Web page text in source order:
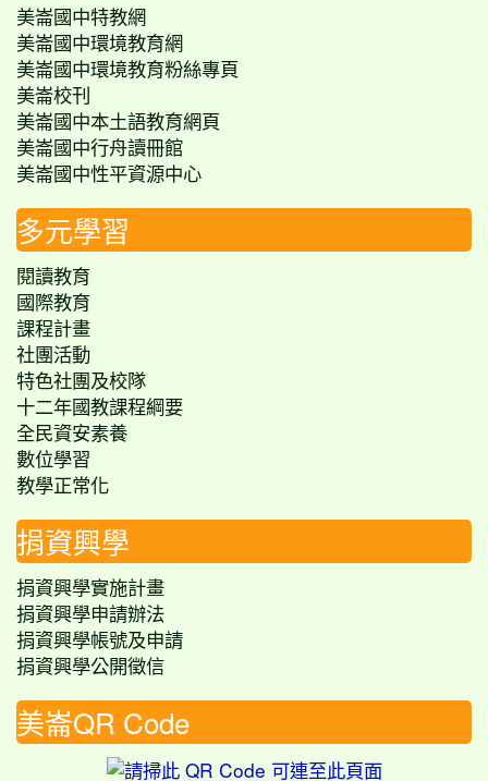
美崙國中特教網
美崙國中環境教育網
美崙國中環境教育粉絲專頁
美崙校刊
美崙國中本土語教育網頁
美崙國中行舟讀冊館
美崙國中性平資源中心
多元學習
閱讀教育
國際教育
課程計畫
社團活動
特色社團及校隊
十二年國教課程綱要
全民資安素養
數位學習
教學正常化
捐資興學
捐資興學實施計畫
捐資興學申請辦法
捐資興學帳號及申請
捐資興學公開徵信
美崙QR Code